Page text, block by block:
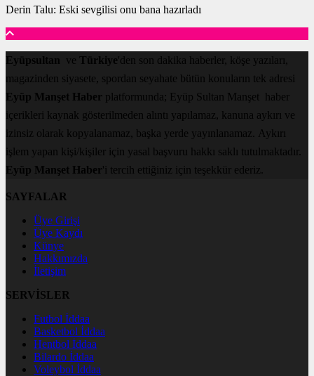
Derin Talu: Eski sevgilisi onu bana hazırladı
Eyüpsultan ve Türkiye'den son dakika haberler, köşe yazıları,
magazinden siyasete, spordan seyahate bütün konuların tek adresi
Eyüp Manşet Haber platformunda; Eyüp Sultan Manşet haber
içerikleri kaynak gösterilmeden alıntı yapılamaz, kanuna aykırı ve
izinsiz olarak kopyalanamaz, başka yerde yayınlanamaz. Aykırı
işlem yapan kişi/kişiler için yasal başvuru hakkı saklı tutulmaktadır.
Eyüp Manşet Haber'i tercih ettiğiniz için teşekkür ederiz.
SAYFALAR
Üye Girişi
Üye Kaydı
Künye
Hakkımızda
İletişim
SERVİSLER
Futbol İddaa
Basketbol İddaa
Hentbol İddaa
Bilardo İddaa
Voleybol İddaa